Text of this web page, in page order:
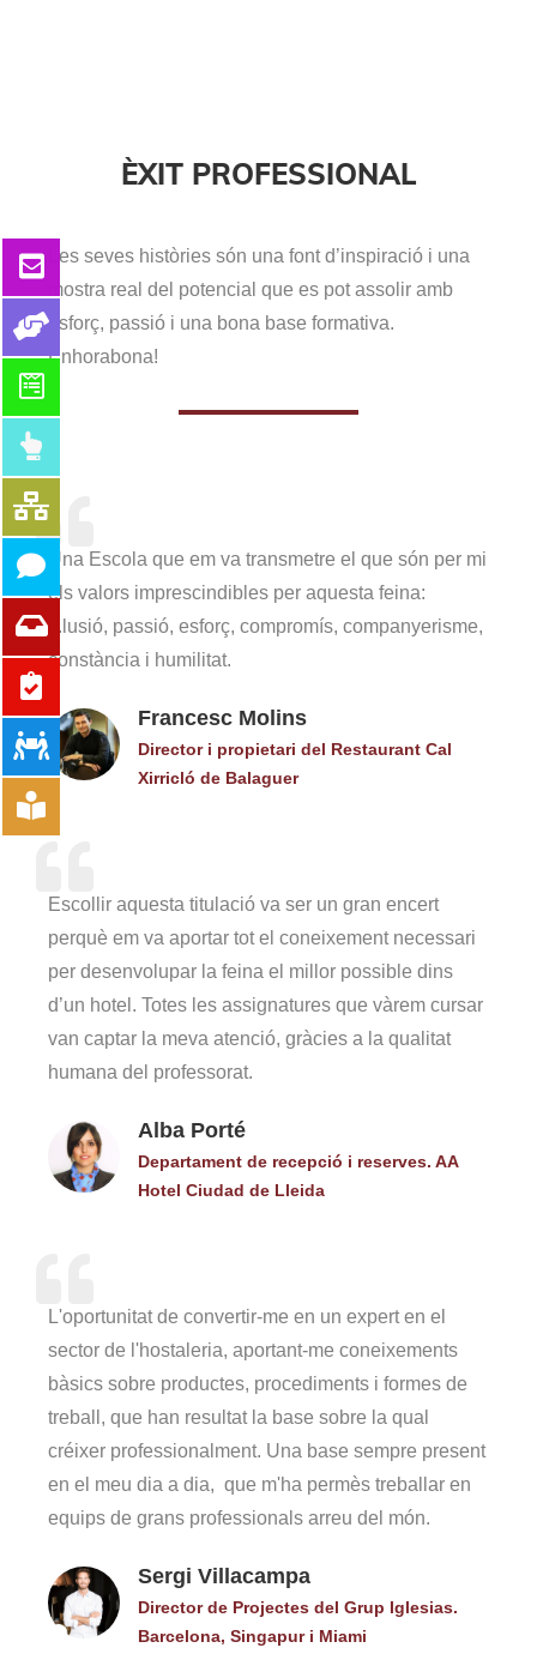
ÈXIT PROFESSIONAL
Les seves històries són una font d’inspiració i una
mostra real del potencial que es pot assolir amb
esforç, passió i una bona base formativa.
Enhorabona!
Una Escola que em va transmetre el que són per mi
els valors imprescindibles per aquesta feina:
il.lusió, passió, esforç, compromís, companyerisme,
constància i humilitat.
Francesc Molins
Director i propietari del Restaurant Cal
Xirricló de Balaguer
Escollir aquesta titulació va ser un gran encert
perquè em va aportar tot el coneixement necessari
per desenvolupar la feina el millor possible dins
d’un hotel. Totes les assignatures que vàrem cursar
van captar la meva atenció, gràcies a la qualitat
humana del professorat.
Alba Porté
Departament de recepció i reserves. AA
Hotel Ciudad de Lleida
L'oportunitat de convertir-me en un expert en el
sector de l'hostaleria, aportant-me coneixements
bàsics sobre productes, procediments i formes de
treball, que han resultat la base sobre la qual
créixer professionalment. Una base sempre present
en el meu dia a dia, que m'ha permès treballar en
equips de grans professionals arreu del món.
Sergi Villacampa
Director de Projectes del Grup Iglesias.
Barcelona, Singapur i Miami